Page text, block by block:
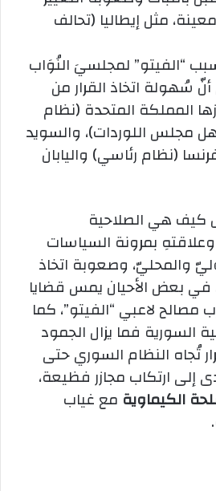
مثل إيطاليا (تحالف
“الفيتو” لمجلسيَ النُوَاب
سُهولة اتخاذ القرار من
المملكة المتحدة (نظام
مجلس اللوردات)، والسويد
(نظام رئاسي) واليابان
كيف هي الصلاحية
بمرونة السياسات
والمحليّ، وصعوبة اتخاذ
بعض الأحيان يمس قضايا
مصالح لاعبي “الفيتو”، كما
السورية فما يزال الجمود
تُجاه النظام السوري حتى
إلى ارتكاب مجازر فظيعة،
الكيماوية مع غياب